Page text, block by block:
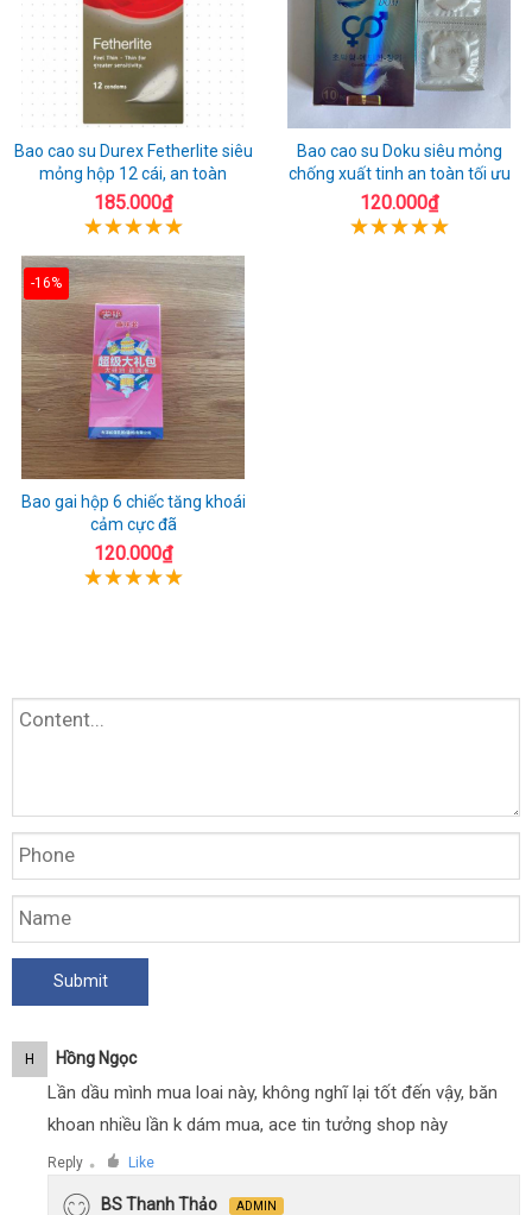
Bao cao su Durex Fetherlite siêu
mỏng hộp 12 cái, an toàn
185.000₫
Bao cao su Doku siêu mỏng
chống xuất tinh an toàn tối ưu
120.000₫
-16%
Bao gai hộp 6 chiếc tăng khoái
cảm cực đã
120.000₫
H Hồng Ngọc
Lần dầu mình mua loai này, không nghĩ lại tốt đến vậy, băn
khoan nhiều lần k dám mua, ace tin tưởng shop này
Reply ● Like
BS Thanh Thảo ADMIN